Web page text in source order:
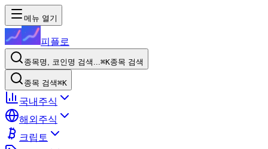
메뉴 열기
피플로
종목명, 코인명 검색...⌘K종목 검색
종목 검색⌘K
국내주식
해외주식
크립토